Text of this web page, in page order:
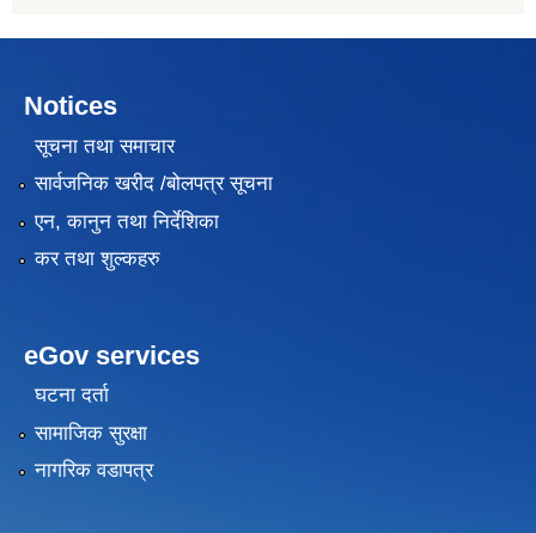
Notices
सूचना तथा समाचार
सार्वजनिक खरीद /बोलपत्र सूचना
एन, कानुन तथा निर्देशिका
कर तथा शुल्कहरु
eGov services
घटना दर्ता
सामाजिक सुरक्षा
नागरिक वडापत्र